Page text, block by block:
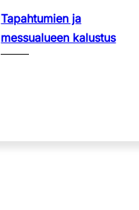
Tapahtumien ja
messualueen kalustus